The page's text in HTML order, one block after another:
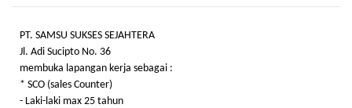
PT. SAMSU SUKSES SEJAHTERA
Jl. Adi Sucipto No. 36
membuka lapangan kerja sebagai :
* SCO (sales Counter)
- Laki-laki max 25 tahun